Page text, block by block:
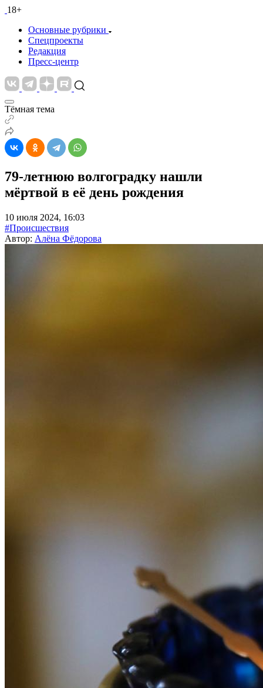
18+
Основные рубрики
Спецпроекты
Редакция
Пресс-центр
Тёмная тема
79-летнюю волгоградку нашли
мёртвой в её день рождения
10 июля 2024, 16:03
#Происшествия
Автор: Алёна Фёдорова